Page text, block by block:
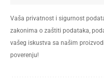
Vaša privatnost i sigurnost
zakonima o zaštiti podataka,
vašeg iskustva sa našim
poverenju!